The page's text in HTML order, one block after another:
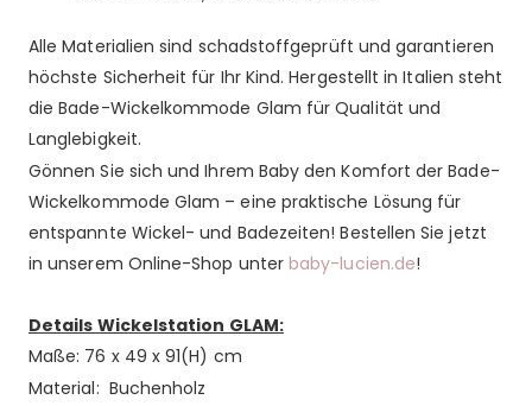
Alle Materialien sind schadstoffgeprüft und garantieren
höchste Sicherheit für Ihr Kind. Hergestellt in Italien steht
die Bade-Wickelkommode Glam für Qualität und
Langlebigkeit.
Gönnen Sie sich und Ihrem Baby den Komfort der Bade-
Wickelkommode Glam – eine praktische Lösung für
entspannte Wickel- und Badezeiten! Bestellen Sie jetzt
in unserem Online-Shop unterbaby-lucien.de!
Details Wickelstation GLAM:
Maße: 76 x 49 x 91(H) cm
Material: Buchenholz